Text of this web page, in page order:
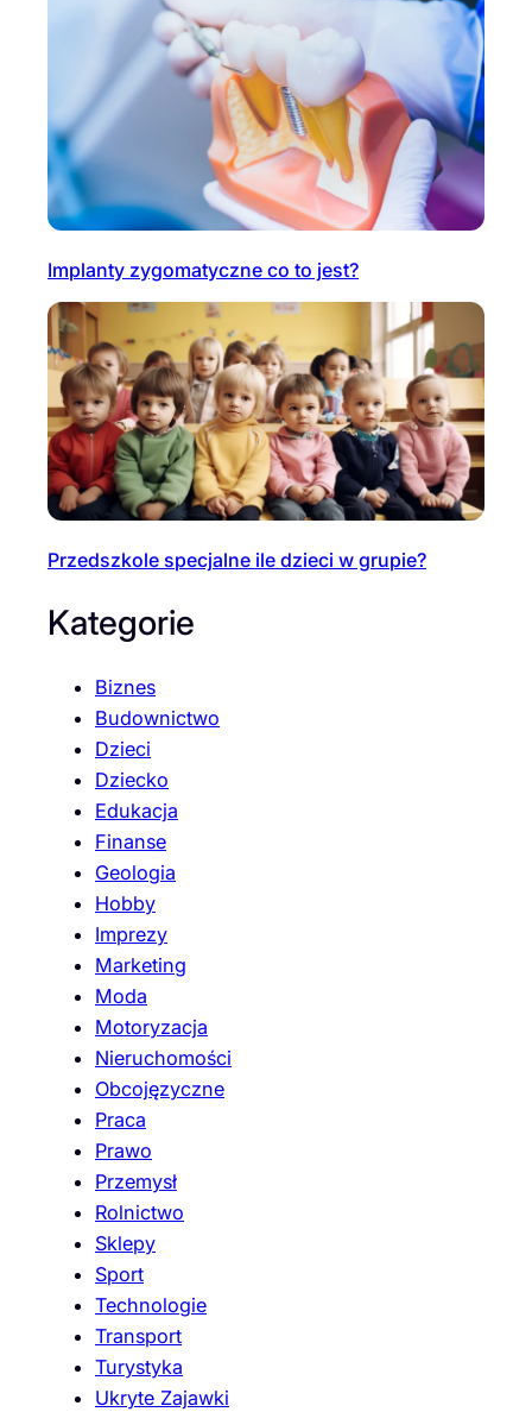
Implanty zygomatyczne co to jest?
Przedszkole specjalne ile dzieci w grupie?
Kategorie
Biznes
Budownictwo
Dzieci
Dziecko
Edukacja
Finanse
Geologia
Hobby
Imprezy
Marketing
Moda
Motoryzacja
Nieruchomości
Obcojęzyczne
Praca
Prawo
Przemysł
Rolnictwo
Sklepy
Sport
Technologie
Transport
Turystyka
Ukryte Zajawki